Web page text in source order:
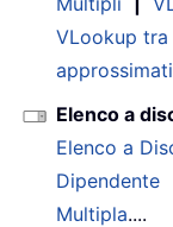
VLookup
Elenco a
Elenco a
Dipendente
Multipla....